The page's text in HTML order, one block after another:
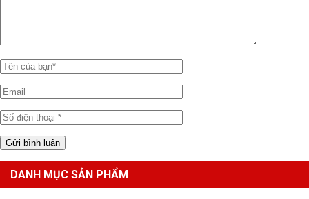
DANH MỤC SẢN PHẨM